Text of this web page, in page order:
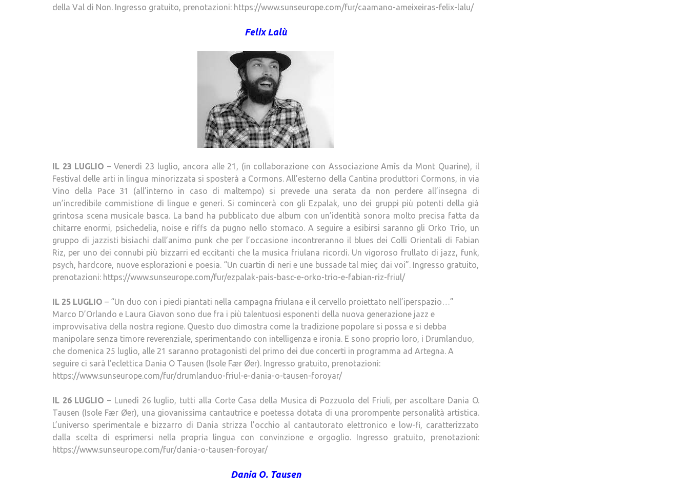
della Val di Non. Ingresso gratuito, prenotazioni: https://www.sunseurope.com/fur/caamano-ameixeiras-felix-lalu/
Felix Lalù
IL 23 LUGLIO – Venerdì 23 luglio, ancora alle 21, (in collaborazione con Associazione Amîs da Mont Quarine), il
Festival delle arti in lingua minorizzata si sposterà a Cormons. All’esterno della Cantina produttori Cormons, in via
Vino della Pace 31 (all’interno in caso di maltempo) si prevede una serata da non perdere all’insegna di
un’incredibile commistione di lingue e generi. Si comincerà con gli Ezpalak, uno dei gruppi più potenti della già
grintosa scena musicale basca. La band ha pubblicato due album con un’identità sonora molto precisa fatta da
chitarre enormi, psichedelia, noise e riffs da pugno nello stomaco. A seguire a esibirsi saranno gli Orko Trio, un
gruppo di jazzisti bisiachi dall’animo punk che per l’occasione incontreranno il blues dei Colli Orientali di Fabian
Riz, per uno dei connubi più bizzarri ed eccitanti che la musica friulana ricordi. Un vigoroso frullato di jazz, funk,
psych, hardcore, nuove esplorazioni e poesia. “Un cuartin di neri e une bussade tal mieç dai voi”. Ingresso gratuito,
prenotazioni: https://www.sunseurope.com/fur/ezpalak-pais-basc-e-orko-trio-e-fabian-riz-friul/
IL 25 LUGLIO – “Un duo con i piedi piantati nella campagna friulana e il cervello proiettato nell’iperspazio…”
Marco D’Orlando e Laura Giavon sono due fra i più talentuosi esponenti della nuova generazione jazz e
improvvisativa della nostra regione. Questo duo dimostra come la tradizione popolare si possa e si debba
manipolare senza timore reverenziale, sperimentando con intelligenza e ironia. E sono proprio loro, i Drumlanduo,
che domenica 25 luglio, alle 21 saranno protagonisti del primo dei due concerti in programma ad Artegna. A
seguire ci sarà l’eclettica Dania O Tausen (Isole Fær Øer). Ingresso gratuito, prenotazioni:
https://www.sunseurope.com/fur/drumlanduo-friul-e-dania-o-tausen-foroyar/
IL 26 LUGLIO – Lunedì 26 luglio, tutti alla Corte Casa della Musica di Pozzuolo del Friuli, per ascoltare Dania O.
Tausen (Isole Fær Øer), una giovanissima cantautrice e poetessa dotata di una prorompente personalità artistica.
L’universo sperimentale e bizzarro di Dania strizza l’occhio al cantautorato elettronico e low-fi, caratterizzato
dalla scelta di esprimersi nella propria lingua con convinzione e orgoglio. Ingresso gratuito, prenotazioni:
https://www.sunseurope.com/fur/dania-o-tausen-foroyar/
Dania O. Tausen